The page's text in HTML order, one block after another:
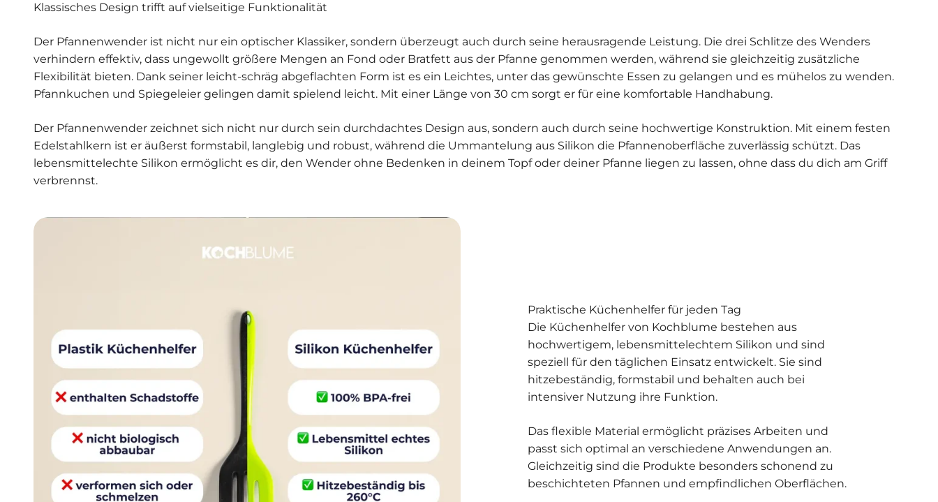
Klassisches Design trifft auf vielseitige Funktionalität
Der Pfannenwender ist nicht nur ein optischer Klassiker, sondern überzeugt auch durch seine herausragende Leistung. Die drei Schlitze des Wenders
verhindern effektiv, dass ungewollt größere Mengen an Fond oder Bratfett aus der Pfanne genommen werden, während sie gleichzeitig zusätzliche
Flexibilität bieten. Dank seiner leicht-schräg abgeflachten Form ist es ein Leichtes, unter das gewünschte Essen zu gelangen und es mühelos zu wenden.
Pfannkuchen und Spiegeleier gelingen damit spielend leicht. Mit einer Länge von 30 cm sorgt er für eine komfortable Handhabung.
Der Pfannenwender zeichnet sich nicht nur durch sein durchdachtes Design aus, sondern auch durch seine hochwertige Konstruktion. Mit einem festen
Edelstahlkern ist er äußerst formstabil, langlebig und robust, während die Ummantelung aus Silikon die Pfannenoberfläche zuverlässig schützt. Das
lebensmittelechte Silikon ermöglicht es dir, den Wender ohne Bedenken in deinem Topf oder deiner Pfanne liegen zu lassen, ohne dass du dich am Griff
verbrennst.
Praktische Küchenhelfer für jeden Tag
Die Küchenhelfer von Kochblume bestehen aus
hochwertigem, lebensmittelechtem Silikon und sind
speziell für den täglichen Einsatz entwickelt. Sie sind
hitzebeständig, formstabil und behalten auch bei
intensiver Nutzung ihre Funktion.
Das flexible Material ermöglicht präzises Arbeiten und
passt sich optimal an verschiedene Anwendungen an.
Gleichzeitig sind die Produkte besonders schonend zu
beschichteten Pfannen und empfindlichen Oberflächen.